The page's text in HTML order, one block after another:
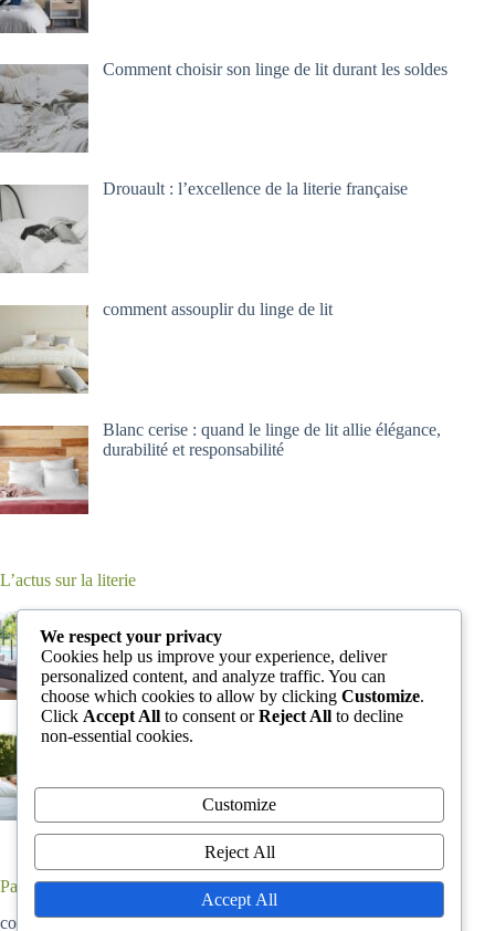
Comment choisir son linge de lit durant les soldes
Drouault : l’excellence de la literie française
comment assouplir du linge de lit
Blanc cerise : quand le linge de lit allie élégance,
durabilité et responsabilité
L’actus sur la literie
Trouver le matelas Idéal : un voyage au pays des
rêves confortables”
matelas hybride : comment choisir son matelas
Partenaire
couette en duvet
We respect your privacy
Cookies help us improve your experience, deliver
personalized content, and analyze traffic. You can
choose which cookies to allow by clicking Customize.
Click Accept All to consent orReject All to decline
non-essential cookies.
Customize
Reject All
Accept All